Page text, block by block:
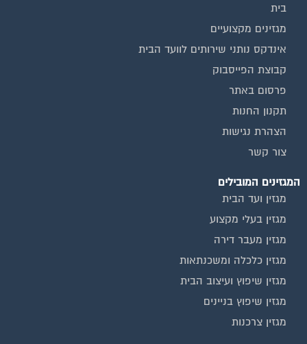
בית
מגזינים מקצועיים
אינדקס נותני שירותים לוועד הבית
קבוצת הפייסבוק
פרסום באתר
תקנון החנות
הצהרת נגישות
צור קשר
המגזינים המובילים
מגזין ועד הבית
מגזין בעלי מקצוע
מגזין מעבר דירה
מגזין כלכלה ומשכנתאות
מגזין שיפוץ ועיצוב הבית
מגזין שיפוץ בניינים
מגזין צרכנות